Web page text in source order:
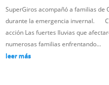
SuperGiros acompañó a familias de
durante la emergencia invernal.
acción Las fuertes lluvias que
numerosas familias enfrentando...
leer más